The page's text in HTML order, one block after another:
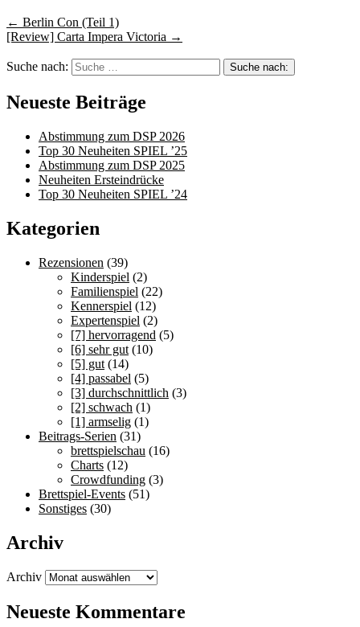
← Berlin Con (Teil 1)
[Review] Carta Impera Victoria →
Suche nach:
Neueste Beiträge
Abstimmung zum DSP 2026
Top 30 Neuheiten SPIEL ’25
Abstimmung zum DSP 2025
Neuheiten Ersteindrücke
Top 30 Neuheiten SPIEL ’24
Kategorien
Rezensionen (39)
Kinderspiel (2)
Familienspiel (22)
Kennerspiel (12)
Expertenspiel (2)
[7] hervorragend (5)
[6] sehr gut (10)
[5] gut (14)
[4] passabel (5)
[3] durchschnittlich (3)
[2] schwach (1)
[1] armselig (1)
Beitrags-Serien (31)
brettspielschau (16)
Charts (12)
Crowdfunding (3)
Brettspiel-Events (51)
Sonstiges (30)
Archiv
Archiv
Neueste Kommentare